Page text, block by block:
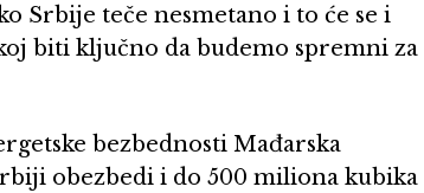
Srbije teče nesmetano i to će se i
biti ključno da budemo spremni za
bezbednosti Mađarska
obezbedi i do 500 miliona kubika